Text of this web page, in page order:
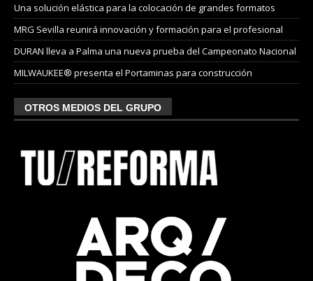
Una solución elástica para la colocación de grandes formatos
MRG Sevilla reunirá innovación y formación para el profesional
DURAN lleva a Palma una nueva prueba del Campeonato Nacional
MILWAUKEE® presenta el Portaminas para construcción
OTROS MEDIOS DEL GRUPO